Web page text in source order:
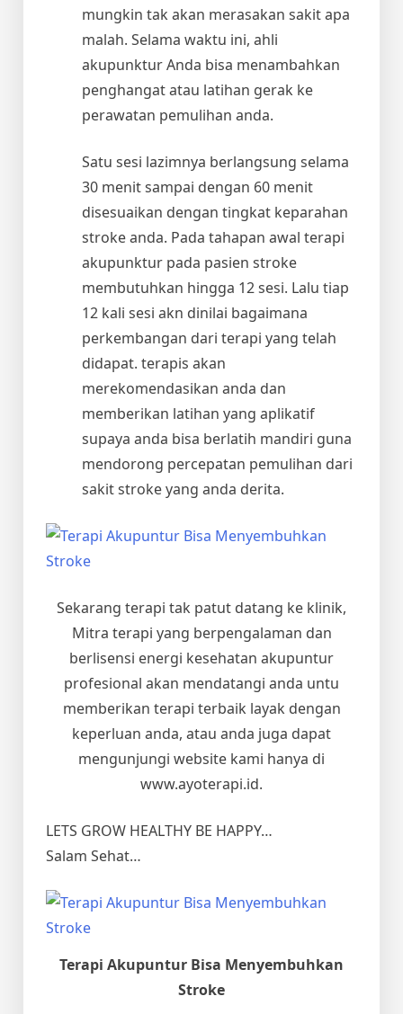
mungkin tak akan merasakan sakit apa
malah. Selama waktu ini, ahli
akupunktur Anda bisa menambahkan
penghangat atau latihan gerak ke
perawatan pemulihan anda.
Satu sesi lazimnya berlangsung selama
30 menit sampai dengan 60 menit
disesuaikan dengan tingkat keparahan
stroke anda. Pada tahapan awal terapi
akupunktur pada pasien stroke
membutuhkan hingga 12 sesi. Lalu tiap
12 kali sesi akn dinilai bagaimana
perkembangan dari terapi yang telah
didapat. terapis akan
merekomendasikan anda dan
memberikan latihan yang aplikatif
supaya anda bisa berlatih mandiri guna
mendorong percepatan pemulihan dari
sakit stroke yang anda derita.
Sekarang terapi tak patut datang ke klinik,
Mitra terapi yang berpengalaman dan
berlisensi energi kesehatan akupuntur
profesional akan mendatangi anda untu
memberikan terapi terbaik layak dengan
keperluan anda, atau anda juga dapat
mengunjungi website kami hanya di
www.ayoterapi.id.
LETS GROW HEALTHY BE HAPPY…
Salam Sehat…
Terapi Akupuntur Bisa Menyembuhkan
Stroke